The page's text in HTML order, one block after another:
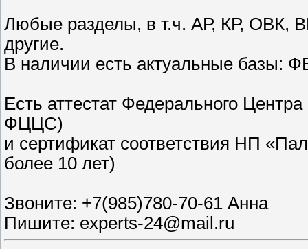
Любые разделы, в т.ч. АР, КР, ОВК,
другие.
В наличии есть актуальные базы:
Есть аттестат Федерального
ФЦЦС)
и сертификат соответствия НП
более 10 лет)
Звоните: +7(985)780-70-61 Анна
Пишите: experts-24@mail.ru